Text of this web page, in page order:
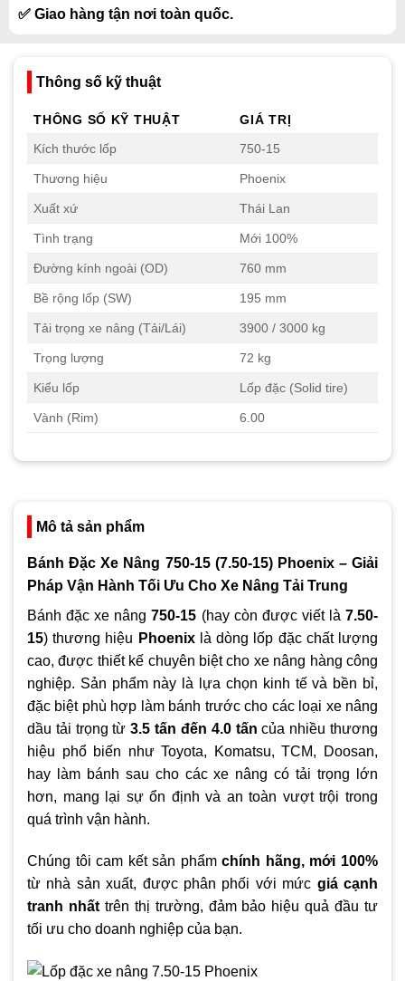
✅ Giao hàng tận nơi toàn quốc.
Thông số kỹ thuật
THÔNG SỐ KỸ THUẬT
GIÁ TRỊ
Kích thước lốp
750-15
Thương hiệu Phoenix
Xuất xứ Thái Lan
Tình trạng Mới 100%
Đường kính ngoài (OD) 760 mm
Bề rộng lốp (SW) 195 mm
Tải trọng xe nâng (Tải/Lái) 3900 / 3000 kg
Trọng lượng 72 kg
Kiểu lốp Lốp đặc (Solid tire)
Vành (Rim) 6.00
Mô tả sản phẩm
Bánh Đặc Xe Nâng 750-15 (7.50-15) Phoenix – Giải
Pháp Vận Hành Tối Ưu Cho Xe Nâng Tải Trung
Bánh đặc xe nâng750-15 (hay còn được viết là7.50-
15) thương hiệu Phoenixlà dòng lốp đặc chất lượng
cao, được thiết kế chuyên biệt cho xe nâng hàng công
nghiệp. Sản phẩm này là lựa chọn kinh tế và bền bỉ,
đặc biệt phù hợp làm bánh trước cho các loại xe nâng
dầu tải trọng từ3.5 tấn đến 4.0 tấn của nhiều thương
hiệu phổ biến như Toyota, Komatsu, TCM, Doosan,
hay làm bánh sau cho các xe nâng có tải trọng lớn
hơn, mang lại sự ổn định và an toàn vượt trội trong
quá trình vận hành.
Chúng tôi cam kết sản phẩmchính hãng, mới 100%
từ nhà sản xuất, được phân phối với mức giá cạnh
tranh nhấttrên thị trường, đảm bảo hiệu quả đầu tư
tối ưu cho doanh nghiệp của bạn.